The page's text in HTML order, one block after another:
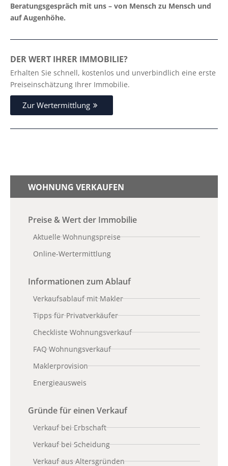
Beratungsgespräch mit uns – von Mensch zu Mensch und
auf Augenhöhe.
DER WERT IHRER IMMOBILIE?
Erhalten Sie schnell, kostenlos und unverbindlich eine erste
Preiseinschätzung Ihrer Immobilie.
Zur Wertermittlung
WOHNUNG VERKAUFEN
Preise & Wert der Immobilie
Aktuelle Wohnungspreise
Online-Wertermittlung
Informationen zum Ablauf
Verkaufsablauf mit Makler
Tipps für Privatverkäufer
Checkliste Wohnungsverkauf
FAQ Wohnungsverkauf
Maklerprovision
Energieausweis
Gründe für einen Verkauf
Verkauf bei Erbschaft
Verkauf bei Scheidung
Verkauf aus Altersgründen